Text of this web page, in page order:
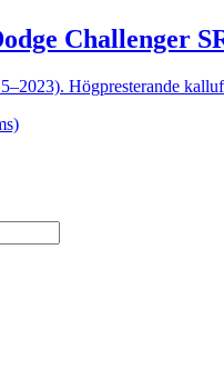
Challenger
Högpresterande